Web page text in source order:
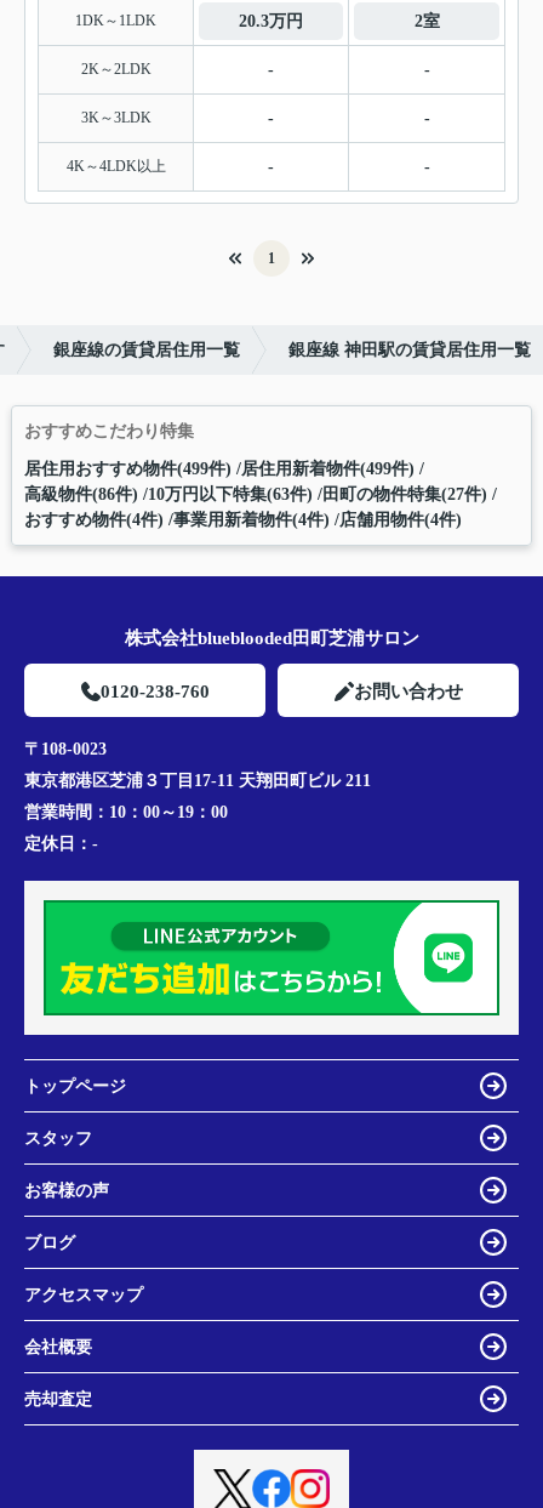
1DK～1LDK 20.3万円 2室
2K～2LDK - -
3K～3LDK - -
4K～4LDK以上 - -
1
銀座線の賃貸居住用一覧 銀座線 神田駅の賃貸居住用一覧
おすすめこだわり特集
居住用おすすめ物件(499件) 居住用新着物件(499件)
高級物件(86件) 10万円以下特集(63件) 田町の物件特集(27件)
おすすめ物件(4件) 事業用新着物件(4件) 店舗用物件(4件)
株式会社blueblooded田町芝浦サロン
0120-238-760 お問い合わせ
〒108-0023
東京都港区芝浦３丁目17-11 天翔田町ビル 211
営業時間： 10：00～19：00
定休日： -
トップページ
スタッフ
お客様の声
ブログ
アクセスマップ
会社概要
売却査定